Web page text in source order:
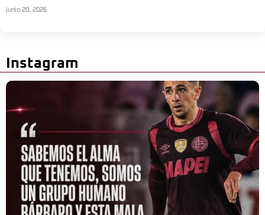
junio 20, 2026
Instagram